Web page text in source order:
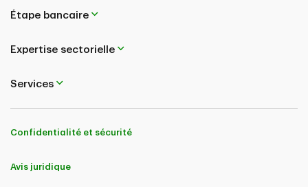
Étape bancaire
Expertise sectorielle
Services
Confidentialité et sécurité
Avis juridique